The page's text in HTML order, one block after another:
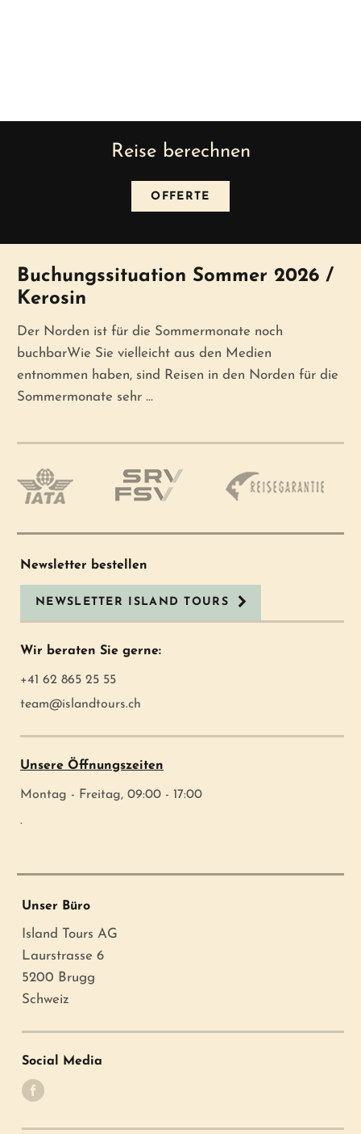
Reise berechnen
OFFERTE
Buchungssituation Sommer 2026 /
Kerosin
Der Norden ist für die Sommermonate noch
buchbarWie Sie vielleicht aus den Medien
entnommen haben, sind Reisen in den Norden für die
Sommermonate sehr ...
Newsletter bestellen
NEWSLETTER ISLAND TOURS
Wir beraten Sie gerne:
+41 62 865 25 55
team@islandtours.ch
Unsere Öffnungszeiten
Montag - Freitag, 09:00 - 17:00
.
Unser Büro
Island Tours AG
Laurstrasse 6
5200 Brugg
Schweiz
Social Media